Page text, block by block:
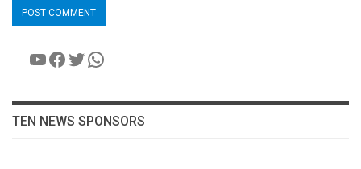
YouTube
Facebook
Twitter
WhatsApp
TEN NEWS SPONSORS